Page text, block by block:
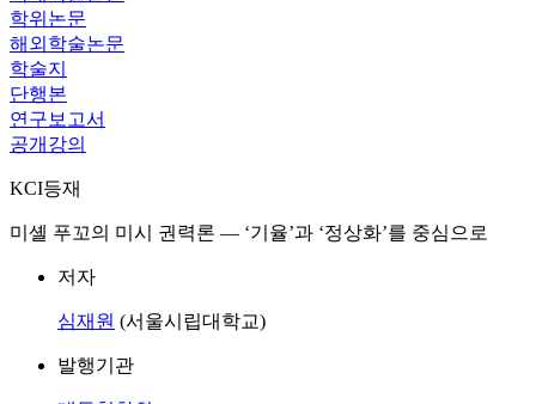
학위논문
해외학술논문
학술지
단행본
연구보고서
공개강의
KCI등재
미셸 푸꼬의 미시 권력론 ― ‘기율’과 ‘정상화’를 중심으로
저자
심재원 (서울시립대학교)
발행기관